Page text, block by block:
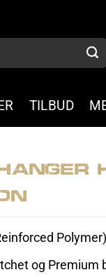
TILBUD
Polymer)
og Premium